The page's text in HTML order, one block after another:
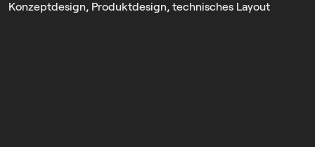
Konzeptdesign, Produktdesign, technisches Layout